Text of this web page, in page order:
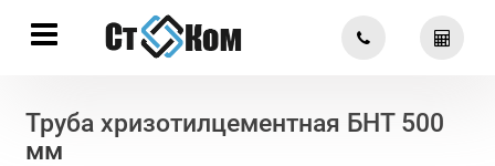
Труба хризотилцементная БНТ 500
мм